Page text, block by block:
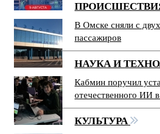
В Омске сняли с
пассажиров
НАУКА И
Кабмин поручил
отечественного ИИ в
КУЛЬТУРА